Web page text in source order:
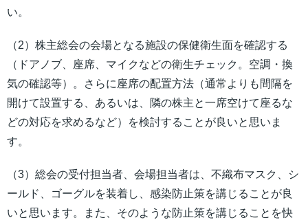
い。
（2）株主総会の会場となる施設の保健衛生面を確認する
（ドアノブ、座席、マイクなどの衛生チェック。空調・換
気の確認等）。さらに座席の配置方法（通常よりも間隔を
開けて設置する、あるいは、隣の株主と一席空けて座るな
どの対応を求めるなど）を検討することが良いと思いま
す。
（3）総会の受付担当者、会場担当者は、不織布マスク、シ
ールド、ゴーグルを装着し、感染防止策を講じることが良
いと思います。また、そのような防止策を講じることを快